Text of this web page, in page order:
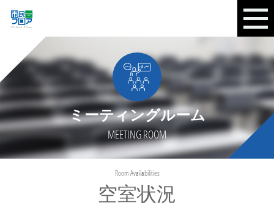
ミーティングルーム
MEETING ROOM
空室状況
Room Availabilities